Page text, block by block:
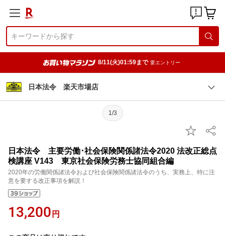
8/11(火)01:59まで 要エントリー
日本法令 楽天市場店
1/3
日本法令 主要労働･社会保険関係諸法令2020 法改正総点
検講座 V143 東京社会保険労務士協同組合編
2020年の労働関係諸法令および社会保険関係諸法令のうち、実務上、特に注
意を要する改正事項を解説！
13,200 円